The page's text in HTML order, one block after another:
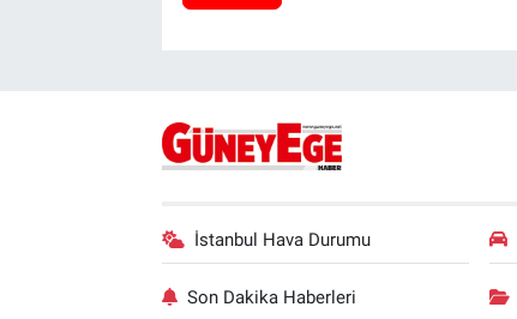
İstanbul Hava Durumu
Son Dakika Haberleri